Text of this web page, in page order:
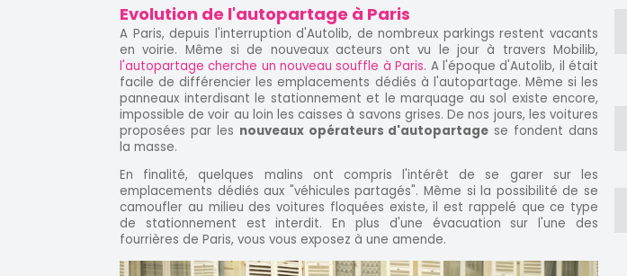
Evolution de l'autopartage à Paris
A Paris, depuis l'interruption d'Autolib, de nombreux parkings restent vacants
en voirie. Même si de nouveaux acteurs ont vu le jour à travers Mobilib,
l'autopartage cherche un nouveau souffle à Paris. A l'époque d'Autolib, il était
facile de différencier les emplacements dédiés à l'autopartage. Même si les
panneaux interdisant le stationnement et le marquage au sol existe encore,
impossible de voir au loin les caisses à savons grises. De nos jours, les voitures
proposées par les nouveaux opérateurs d'autopartage se fondent dans
la masse.
En finalité, quelques malins ont compris l'intérêt de se garer sur les
emplacements dédiés aux "véhicules partagés". Même si la possibilité de se
camoufler au milieu des voitures floquées existe, il est rappelé que ce type
de stationnement est interdit. En plus d'une évacuation sur l'une des
fourrières de Paris, vous vous exposez à une amende.